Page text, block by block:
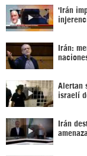
‘Irán
Irán:
Alertan
israelí
Irán